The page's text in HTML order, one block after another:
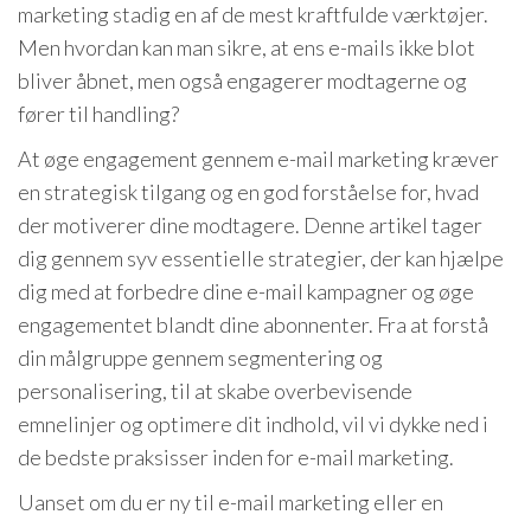
marketing stadig en af de mest kraftfulde værktøjer.
Men hvordan kan man sikre, at ens e-mails ikke blot
bliver åbnet, men også engagerer modtagerne og
fører til handling?
At øge engagement gennem e-mail marketing kræver
en strategisk tilgang og en god forståelse for, hvad
der motiverer dine modtagere. Denne artikel tager
dig gennem syv essentielle strategier, der kan hjælpe
dig med at forbedre dine e-mail kampagner og øge
engagementet blandt dine abonnenter. Fra at forstå
din målgruppe gennem segmentering og
personalisering, til at skabe overbevisende
emnelinjer og optimere dit indhold, vil vi dykke ned i
de bedste praksisser inden for e-mail marketing.
Uanset om du er ny til e-mail marketing eller en